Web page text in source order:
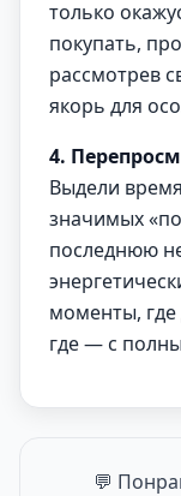
только
покупать,
рассмотрев
якорь для
4.
Выдели
значимых
последнюю
моменты, где
где — с
💬